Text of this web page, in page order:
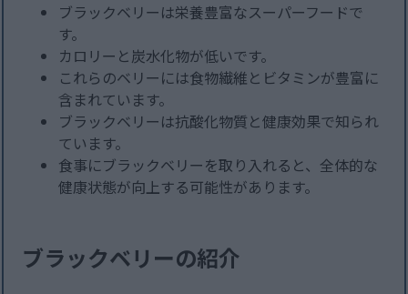
ブラックベリーは栄養豊富なスーパーフードで
す。
カロリーと炭水化物が低いです。
これらのベリーには食物繊維とビタミンが豊富に
含まれています。
ブラックベリーは抗酸化物質と健康効果で知られ
ています。
食事にブラックベリーを取り入れると、全体的な
健康状態が向上する可能性があります。
ブラックベリーの紹介